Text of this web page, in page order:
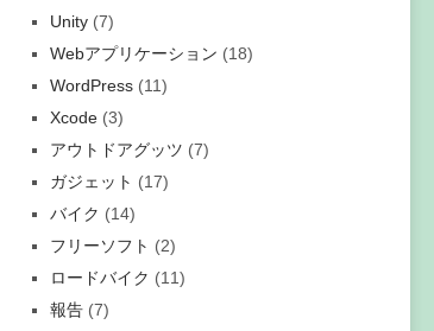
Unity (7)
Webアプリケーション (18)
WordPress (11)
Xcode (3)
アウトドアグッツ (7)
ガジェット (17)
バイク (14)
フリーソフト (2)
ロードバイク (11)
報告 (7)